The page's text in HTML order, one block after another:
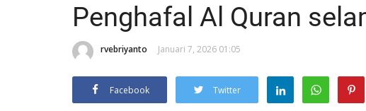
Penghafal Al Quran
rvebriyanto Januari 7, 2026 01:05
Facebook Twitter